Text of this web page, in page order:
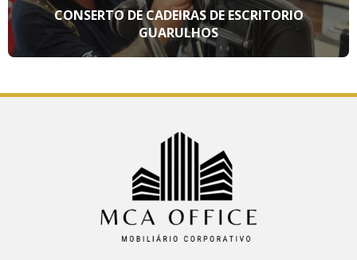
CONSERTO DE CADEIRAS DE ESCRITORIO
GUARULHOS